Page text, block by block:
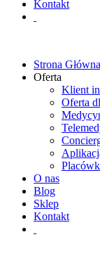
Kontakt
Strona Główna
Oferta
Klient
Oferta
O nas
Blog
Sklep
Kontakt